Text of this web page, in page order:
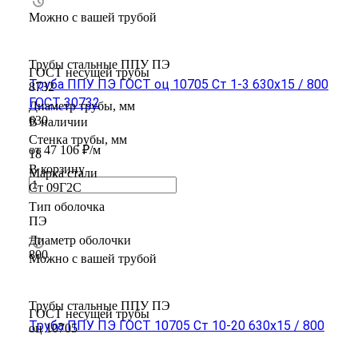
ГОСТ несущей трубы
8732
Диаметр трубы, мм
630
Стенка трубы, мм
18
Марка стали
Ст 09Г2С
Тип оболочка
ПЭ
Диаметр оболочки
800
ГОСТ несущей трубы
оц 10705
Можно с вашей трубой
Трубы стальные ППУ ПЭ
Труба ППУ ПЭ ГОСТ оц 10705 Ст 1-3 630x15 / 800
ГОСТ 30732
В наличии
от 47 106 ₽/м
В корзину
Можно с вашей трубой
Трубы стальные ППУ ПЭ
Труба ППУ ПЭ ГОСТ 10705 Ст 10-20 630x15 / 800